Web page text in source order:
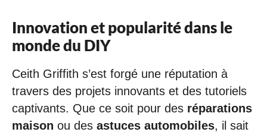
Innovation et popularité dans le
monde du DIY
Ceith Griffith s’est forgé une réputation à
travers des projets innovants et des tutoriels
captivants. Que ce soit pour des réparations
maison ou des astuces automobiles, il sait